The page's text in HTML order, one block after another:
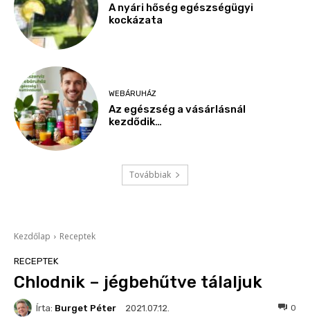
A nyári hőség egészségügyi
kockázata
WEBÁRUHÁZ
Az egészség a vásárlásnál
kezdődik…
Továbbiak